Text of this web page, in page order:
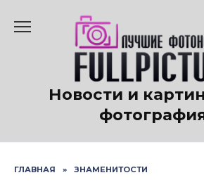
содержанию
Новости и
ГЛАВНАЯ » ЗНАМЕНИТОСТИ